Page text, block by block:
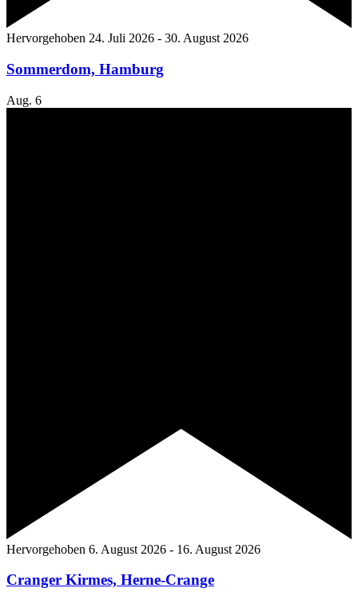
Hervorgehoben 24. Juli 2026 - 30. August 2026
Sommerdom, Hamburg
Aug. 6
Hervorgehoben 6. August 2026 - 16. August 2026
Cranger Kirmes, Herne-Crange